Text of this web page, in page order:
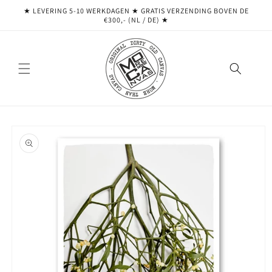
naar de
★ LEVERING 5-10 WERKDAGEN ★ GRATIS VERZENDING BOVEN DE
€300,- (NL / DE) ★